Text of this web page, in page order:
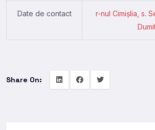
Date de contact
r-nul Cimişlia, s.
Share On: